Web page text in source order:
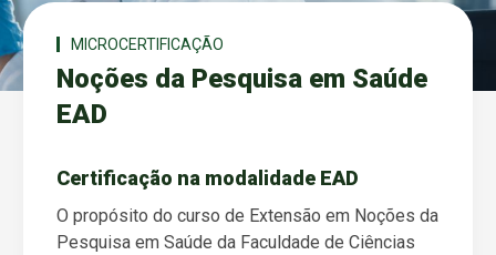
MICROCERTIFICAÇÃO
Noções da Pesquisa em Saúde
EAD
Certificação na modalidade EAD
O propósito do curso de Extensão em Noções da
Pesquisa em Saúde da Faculdade de Ciências